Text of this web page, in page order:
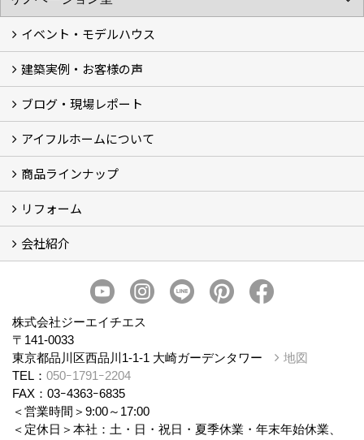
イベント・モデルハウス
イベント
モデルハウス見学
建築実例・お客様の声
建築実例
お客様の声
ブログ・現場レポート
ブログ
現場レポート
アイフルホームについて
アイフルホームについて (5)
商品ラインナップ
商品ラインナップ
リフォーム
まるごと断熱リフォーム
イベント情報
施工事例
会社紹介
スタッフ紹介
個人情報保護方針
株式会社ジーエイチエス
〒141-0033
東京都品川区西品川1-1-1 大崎ガーデンタワー
地図
TEL： 050ｰ1791ｰ2204
FAX：03ｰ4363ｰ6835
＜営業時間＞9:00～17:00
＜定休日＞本社：土・日・祝日・夏季休業・年末年始休業、